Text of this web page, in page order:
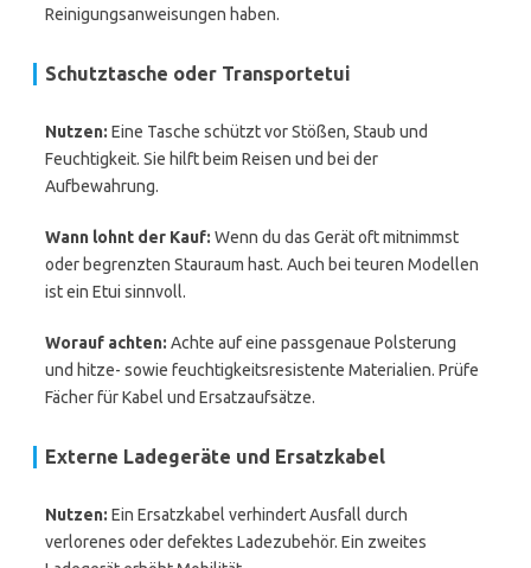
Reinigungsanweisungen haben.
Schutztasche oder Transportetui
Nutzen: Eine Tasche schützt vor Stößen, Staub und
Feuchtigkeit. Sie hilft beim Reisen und bei der
Aufbewahrung.
Wann lohnt der Kauf: Wenn du das Gerät oft mitnimmst
oder begrenzten Stauraum hast. Auch bei teuren Modellen
ist ein Etui sinnvoll.
Worauf achten: Achte auf eine passgenaue Polsterung
und hitze- sowie feuchtigkeitsresistente Materialien. Prüfe
Fächer für Kabel und Ersatzaufsätze.
Externe Ladegeräte und Ersatzkabel
Nutzen: Ein Ersatzkabel verhindert Ausfall durch
verlorenes oder defektes Ladezubehör. Ein zweites